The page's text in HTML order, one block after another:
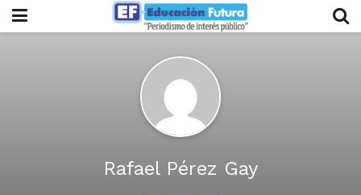
Rafael Pérez Gay